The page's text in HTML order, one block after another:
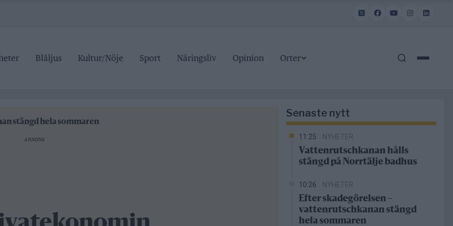
Blåljus Kultur/Nöje Sport Näringsliv Opinion Orter
ANNONS
Senaste nytt
11:25 NYHETER
Vattenrutschkanan hålls
stängd på Norrtälje badhus
10:26 NYHETER
Efter skadegörelsen –
vattenrutschkanan stängd
hela sommaren